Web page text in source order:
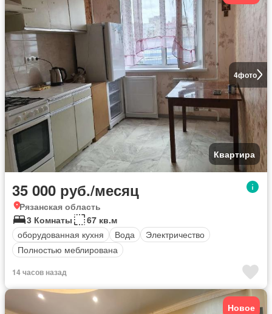
4фото
Квартира
35 000 руб./месяц
Рязанская область
3 Комнаты
67 кв.м
оборудованная кухня
Вода
Электричество
Полностью меблирована
14 часов назад
Новое